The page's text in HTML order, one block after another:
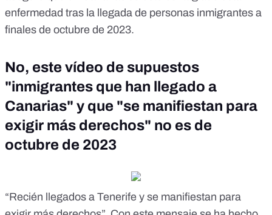
enfermedad tras la llegada de personas inmigrantes a
finales de octubre de 2023.
No, este vídeo de supuestos
"inmigrantes que han llegado a
Canarias" y que "se manifiestan para
exigir más derechos" no es de
octubre de 2023
“Recién llegados a Tenerife y se manifiestan para